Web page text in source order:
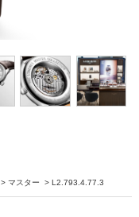
> マスター > L2.793.4.77.3